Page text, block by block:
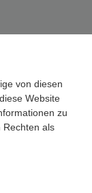
KG
von diesen
Website
zu
Rechten als